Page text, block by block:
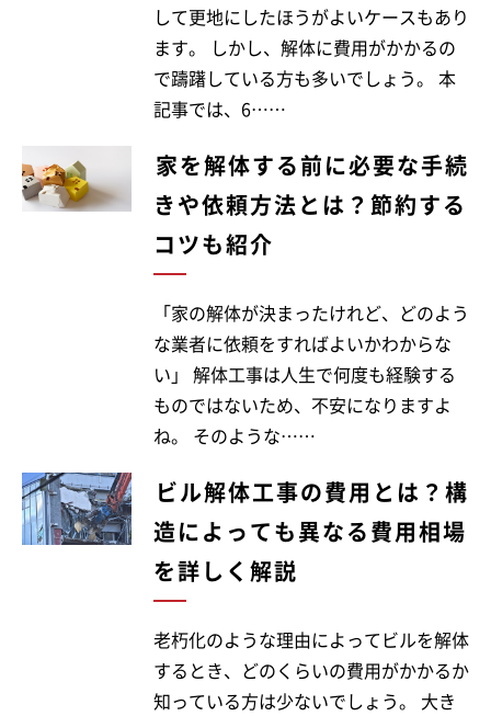
して更地にしたほうがよいケースもあり
ます。 しかし、解体に費用がかかるの
で躊躇している方も多いでしょう。 本
記事では、6……
家を解体する前に必要な手続
きや依頼方法とは？節約する
コツも紹介
「家の解体が決まったけれど、どのよう
な業者に依頼をすればよいかわからな
い」 解体工事は人生で何度も経験する
ものではないため、不安になりますよ
ね。 そのような……
ビル解体工事の費用とは？構
造によっても異なる費用相場
を詳しく解説
老朽化のような理由によってビルを解体
するとき、どのくらいの費用がかかるか
知っている方は少ないでしょう。 大き